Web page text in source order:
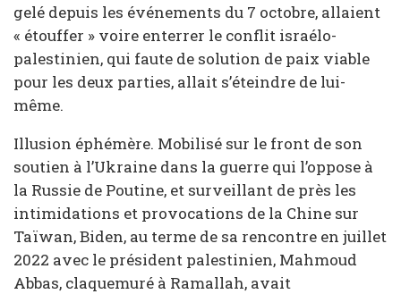
gelé depuis les événements du 7 octobre, allaient
« étouffer » voire enterrer le conflit israélo-
palestinien, qui faute de solution de paix viable
pour les deux parties, allait s’éteindre de lui-
même.
Illusion éphémère. Mobilisé sur le front de son
soutien à l’Ukraine dans la guerre qui l’oppose à
la Russie de Poutine, et surveillant de près les
intimidations et provocations de la Chine sur
Taïwan, Biden, au terme de sa rencontre en juillet
2022 avec le président palestinien, Mahmoud
Abbas, claquemuré à Ramallah, avait